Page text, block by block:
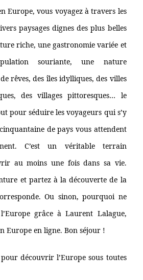
Europe, vous voyagez à travers les
paysages dignes des plus belles
riche, une gastronomie variée et
souriante, une nature
rêves, des îles idylliques, des villes
des villages pittoresques… le
pour séduire les voyageurs qui s’y
de pays vous attendent
C’est un véritable terrain
au moins une fois dans sa vie.
et partez à la découverte de la
Ou sinon, pourquoi ne
grâce à Laurent Lalague,
Europe en ligne. Bon séjour !
découvrir l’Europe sous toutes